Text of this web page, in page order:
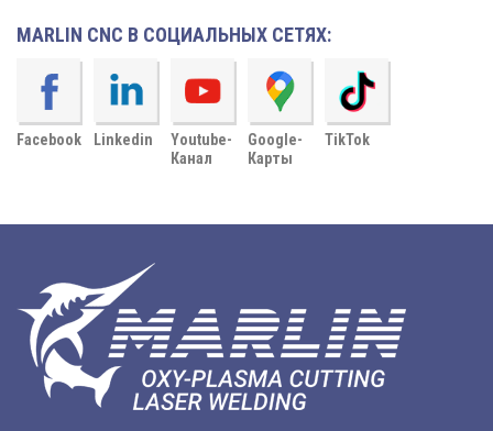
MARLIN CNC В СОЦИАЛЬНЫХ СЕТЯХ:
Facebook Linkedin
Youtube-
Канал
Google-
Карты
TikTok